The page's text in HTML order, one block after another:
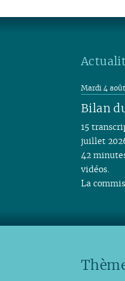
Bilan
Mardi 4
15
juillet
42
vidéos.
La